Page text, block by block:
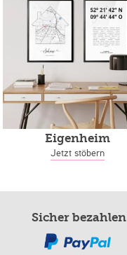
Eigenheim
Jetzt stöbern
Sicher bezahlen